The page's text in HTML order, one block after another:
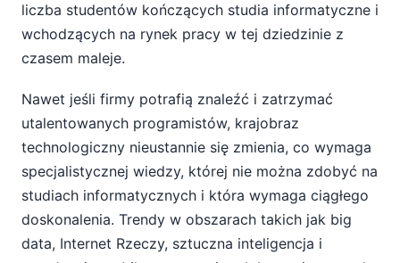
liczba studentów kończących studia informatyczne i
wchodzących na rynek pracy w tej dziedzinie z
czasem maleje.
Nawet jeśli firmy potrafią znaleźć i zatrzymać
utalentowanych programistów, krajobraz
technologiczny nieustannie się zmienia, co wymaga
specjalistycznej wiedzy, której nie można zdobyć na
studiach informatycznych i która wymaga ciągłego
doskonalenia. Trendy w obszarach takich jak big
data, Internet Rzeczy, sztuczna inteligencja i